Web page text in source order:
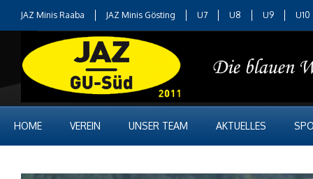
JAZ Minis Raaba JAZ Minis Gösting U7 U8 U9 U10
HOME VEREIN UNSER TEAM AKTUELLES